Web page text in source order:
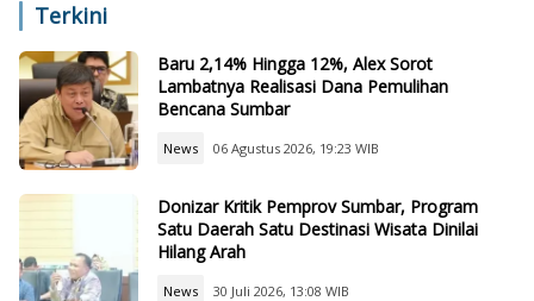
Terkini
Baru 2,14% Hingga 12%, Alex Sorot
Lambatnya Realisasi Dana Pemulihan
Bencana Sumbar
News 06 Agustus 2026, 19:23 WIB
Donizar Kritik Pemprov Sumbar, Program
Satu Daerah Satu Destinasi Wisata Dinilai
Hilang Arah
News 30 Juli 2026, 13:08 WIB